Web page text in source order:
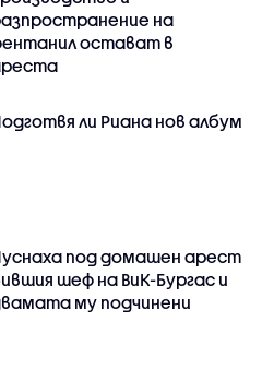
на
остават в
ли Риана нов албум
под домашен арест
шеф на ВиК-Бургас и
му подчинени